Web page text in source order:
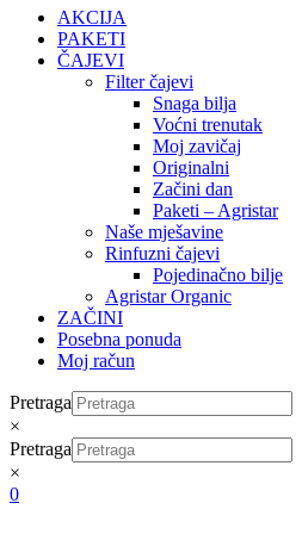
AKCIJA
PAKETI
ČAJEVI
Filter čajevi
Snaga bilja
Voćni trenutak
Moj zavičaj
Originalni
Začini dan
Paketi – Agristar
Naše mješavine
Rinfuzni čajevi
Pojedinačno bilje
Agristar Organic
ZAČINI
Posebna ponuda
Moj račun
Pretraga
×
Pretraga
×
0